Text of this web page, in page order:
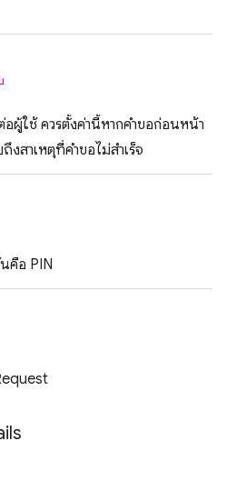
ผู้ใช้ ควรตั้งค่านี้หากคำขอก่อนหน้า
งสาเหตุที่คำขอไม่สำเร็จ
คือ PIN